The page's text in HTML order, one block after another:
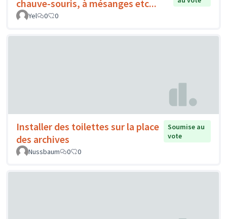
chauve-souris, à mésanges etc...
Yel
0 0
Installer des toilettes sur la place
des archives
Soumise au
vote
Nussbaum
0 0